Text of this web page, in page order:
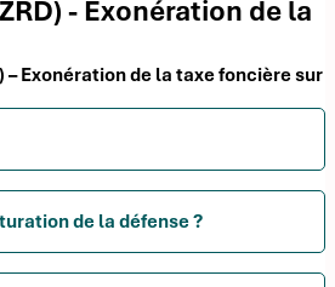
- Exonération de la
Exonération de la taxe foncière sur
de la défense ?